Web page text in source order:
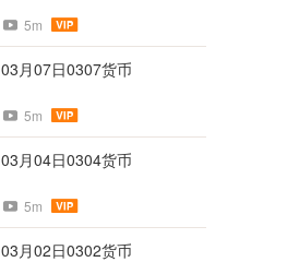
5m
03月07日0307货币
5m
03月04日0304货币
5m
03月02日0302货币